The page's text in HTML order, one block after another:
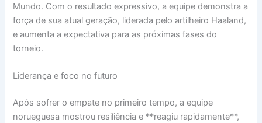
Mundo. Com o resultado expressivo, a equipe demonstra a
força de sua atual geração, liderada pelo artilheiro Haaland,
e aumenta a expectativa para as próximas fases do
torneio.
Liderança e foco no futuro
Após sofrer o empate no primeiro tempo, a equipe
norueguesa mostrou resiliência e **reagiu rapidamente**,